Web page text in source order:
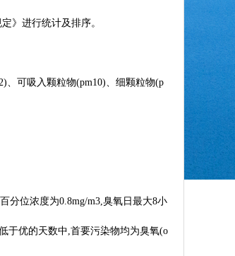
》进行统计及排序。
、可吸入颗粒物(pm10)、细颗粒物(p
分位浓度为0.8mg/m3,臭氧日最大8小
于优的天数中,首要污染物均为臭氧(o